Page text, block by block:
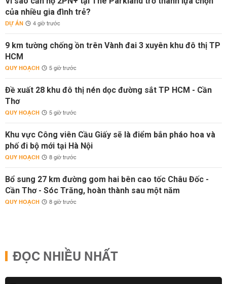
của nhiều gia đình trẻ?
DỰ ÁN 4 giờ trước
9 km tường chống ồn trên Vành đai 3 xuyên khu đô thị TP
HCM
QUY HOẠCH 5 giờ trước
Đề xuất 28 khu đô thị nén dọc đường sắt TP HCM - Cần
Thơ
QUY HOẠCH 5 giờ trước
Khu vực Công viên Cầu Giấy sẽ là điểm bắn pháo hoa và
phố đi bộ mới tại Hà Nội
QUY HOẠCH 8 giờ trước
Bổ sung 27 km đường gom hai bên cao tốc Châu Đốc -
Cần Thơ - Sóc Trăng, hoàn thành sau một năm
QUY HOẠCH 8 giờ trước
ĐỌC NHIỀU NHẤT